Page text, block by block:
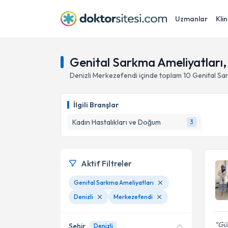
Uzmanlar
Genital Sarkma
Denizli Merkezefendi içinde toplam 10 Genital
İlgili Branşlar
Kadın Hastalıkları ve Doğum
3
Aktif Filtreler
Genital Sarkma Ameliyatları
Denizli
Merkezefendi
Şehir Denizli